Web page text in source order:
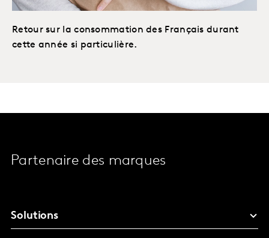
Retour sur la consommation des Français durant
cette année si particulière.
Partenaire des marques
Solutions